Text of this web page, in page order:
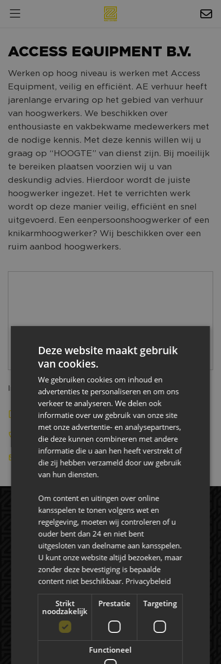
AGENDA
NAC ZAKELIJK
MAGAZINES
FOTO'S & VIDEO'S
HORECA
BEDRIJVENGIDS
CONTACT
ACCESS EQUIPMENT B.V.
Werken op hoog niveau is werken met Access
Equipment, veilig en efficiënt. AE verhuur heeft
jarenlange ervaring op het gebied van verhuur
van hoogwerkers. We beschikken over
enthousiaste en vakbekwame medewerkers met
de nodige kennis. Met deze kennis willen wij u
graag op “HOOGTE” van dienst zijn. Bij moeilijk
te bereiken plaatsen voorzien wij u van
deskundig advies. Hierdoor wordt de juiste
hoogwerker ingezet. Het te verrichten werk
wordt op deze manier veilig, efficiënt en snel
uitgevoerd. Een eenpersoonshoogwerker of een
knikarmhoogwerker? Wij beschikken over een
ruim aanbod hoogwerkers.
Industrieweg 5, 4762 AE zevenbergen nederland
Bekijk de website
085-7600494
Rat Verlegh Stadion
4815 NC Breda
commercie@nac.nl
+31 (0) 76 521 4500
Deze website maakt gebruik
van cookies.
We gebruiken cookies om inhoud en
advertenties te personaliseren en om ons
verkeer te analyseren. We delen ook
informatie over uw gebruik van onze site
met onze advertentie- en analysepartners,
die deze kunnen combineren met andere
informatie die u aan hen heeft verstrekt of
die zij hebben verzameld door uw gebruik
van hun diensten.
Om content en uitingen over online
kansspelen te tonen volgens wet en
regelgeving, moeten wij controleren of u
ouder bent dan 24 en niet bent
uitgesloten van deelname aan kansspelen.
U kunt onze website altijd bezoeken, maar
zonder deze bevestiging is bepaalde
content niet beschikbaar. Privacybeleid
Strikt
noodzakelijk
Prestatie Targeting
Functioneel